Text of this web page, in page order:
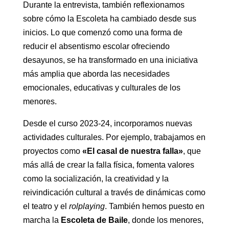
Durante la entrevista, también reflexionamos
sobre cómo la Escoleta ha cambiado desde sus
inicios. Lo que comenzó como una forma de
reducir el absentismo escolar ofreciendo
desayunos, se ha transformado en una iniciativa
más amplia que aborda las necesidades
emocionales, educativas y culturales de los
menores.
Desde el curso 2023-24, incorporamos nuevas
actividades culturales. Por ejemplo, trabajamos en
proyectos como «El casal de nuestra falla», que
más allá de crear la falla física, fomenta valores
como la socialización, la creatividad y la
reivindicación cultural a través de dinámicas como
el teatro y el rolplaying. También hemos puesto en
marcha la Escoleta de Baile, donde los menores,